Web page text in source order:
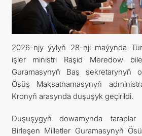
KONSULLYK
DIM
ARAGATNAŞYK
2026-njy ýylyň 28-nji maýynda
işler ministri Raşid Meredow
Guramasynyň Baş sekretarynyň
Ösüş Maksatnamasynyň
Kronyň arasynda duşuşyk geçirildi.
Duşuşygyň dowamynda taraplar
Birleşen Milletler Guramasynyň